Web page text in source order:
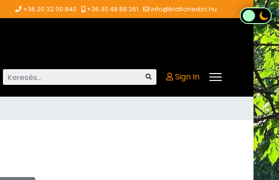
+36 20 32 00 840 +36 30 48 88 261 info@triatlonedzo.hu
Keresés... Sign In